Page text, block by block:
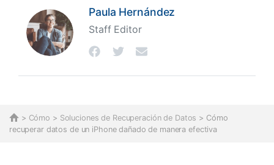
Paula Hernández
Staff Editor
> Cómo > Soluciones de Recuperación de Datos > Cómo
recuperar datos de un iPhone dañado de manera efectiva